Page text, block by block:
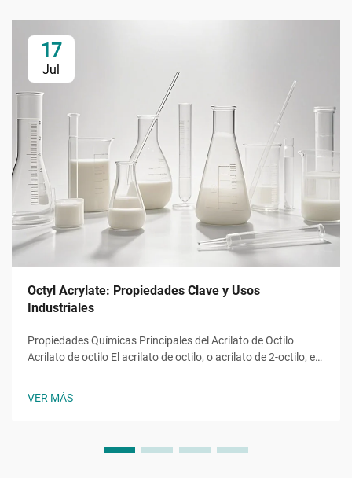
17
Jul
Octyl Acrylate: Propiedades Clave y Usos
Industriales
Propiedades Químicas Principales del Acrilato de Octilo
Acrilato de octilo El acrilato de octilo, o acrilato de 2-octilo, es
una molécula con una cadena alquilo de ocho carbonos
VER MÁS